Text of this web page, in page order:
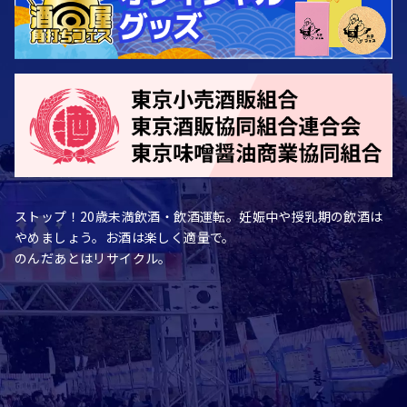
ストップ！20歳未満飲酒・飲酒運転。妊娠中や授乳期の飲酒は
やめましょう。お酒は楽しく適量で。
のんだあとはリサイクル。